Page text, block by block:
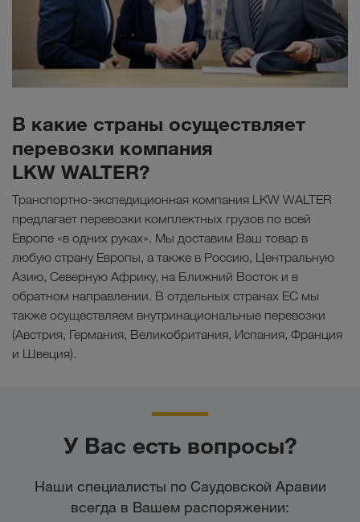
В какие страны осуществляет
перевозки компания
LKW WALTER?
Транспортно-экспедиционная компания LKW WALTER
предлагает перевозки комплектных грузов по всей
Европе «в одних руках». Мы доставим Ваш товар в
любую страну Европы, а также в Россию, Центральную
Азию, Северную Африку, на Ближний Восток и в
обратном направлении. В отдельных странах ЕС мы
также осуществляем внутринациональные перевозки
(Австрия, Германия, Великобритания, Испания, Франция
и Швеция).
У Вас есть вопросы?
Наши специалисты по Саудовской Аравии
всегда в Вашем распоряжении: